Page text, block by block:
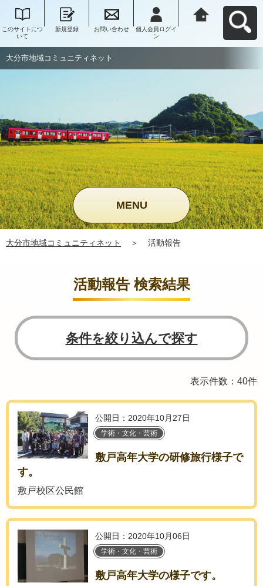
このサイトにつ
いて
新規登録 お問い合わせ
個人会員ログイ
ン
大分市地域コミュニティネット
MENU
大分市地域コミュニティネット ＞ 活動報告
活動報告 検索結果
条件を絞り込んで探す
表示件数：40件
公開日：2020年10月27日
学術・文化・芸術
敷戸高年大学の研修旅行様子で
す。
敷戸校区公民館
公開日：2020年10月06日
学術・文化・芸術
敷戸高年大学の様子です。